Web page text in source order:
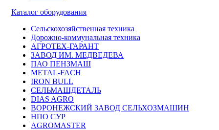
Каталог оборудования
Сельскохозяйственная техника
Дорожно-коммунальная техника
АГРОТЕХ-ГАРАНТ
ЗАВОД ИМ. МЕДВЕДЕВА
ПАО ПЕНЗМАШ
METAL-FACH
IRON BULL
СЕЛЬМАШДЕТАЛЬ
DIAS AGRO
ВОРОНЕЖСКИЙ ЗАВОД СЕЛЬХОЗМАШИН
НПО СУР
AGROMASTER